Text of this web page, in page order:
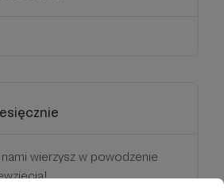
wierzysz w powodzenie